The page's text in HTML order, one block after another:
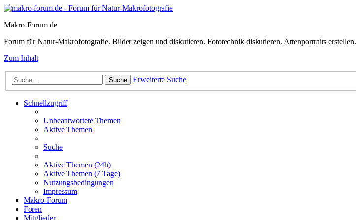
Makro-Forum.de
Forum für Natur-Makrofotografie. Bilder zeigen und diskutieren. Fototechnik diskutieren. Artenportraits erstellen.
Zum Inhalt
Suche Erweiterte Suche
Schnellzugriff
Unbeantwortete Themen
Aktive Themen
Suche
Aktive Themen (24h)
Aktive Themen (7 Tage)
Nutzungsbedingungen
Impressum
Makro-Forum
Foren
Mitglieder